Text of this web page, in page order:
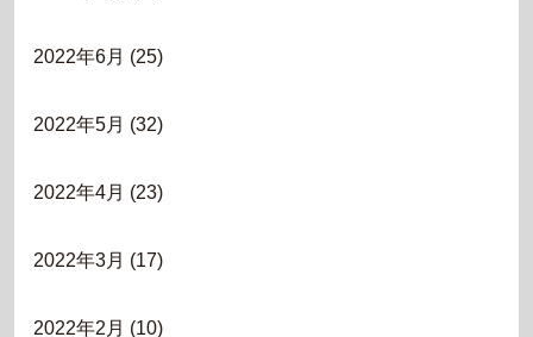
2022年6月 (25)
2022年5月 (32)
2022年4月 (23)
2022年3月 (17)
2022年2月 (10)